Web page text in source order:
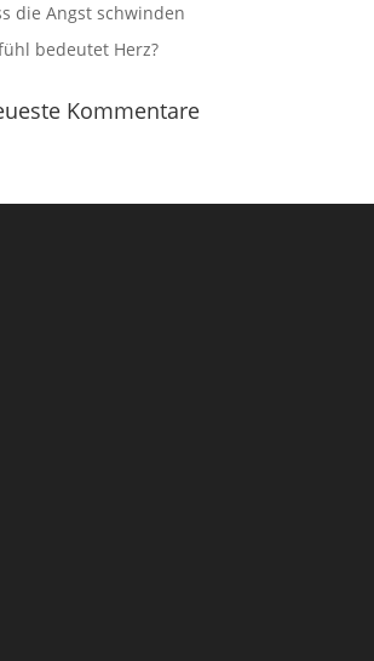
die Angst schwinden
bedeutet Herz?
Kommentare